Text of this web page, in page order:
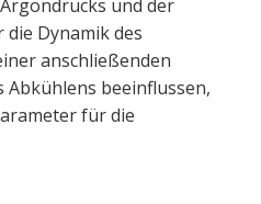
und der
Dynamik des
anschließenden
Abkühlens beeinflussen,
für die